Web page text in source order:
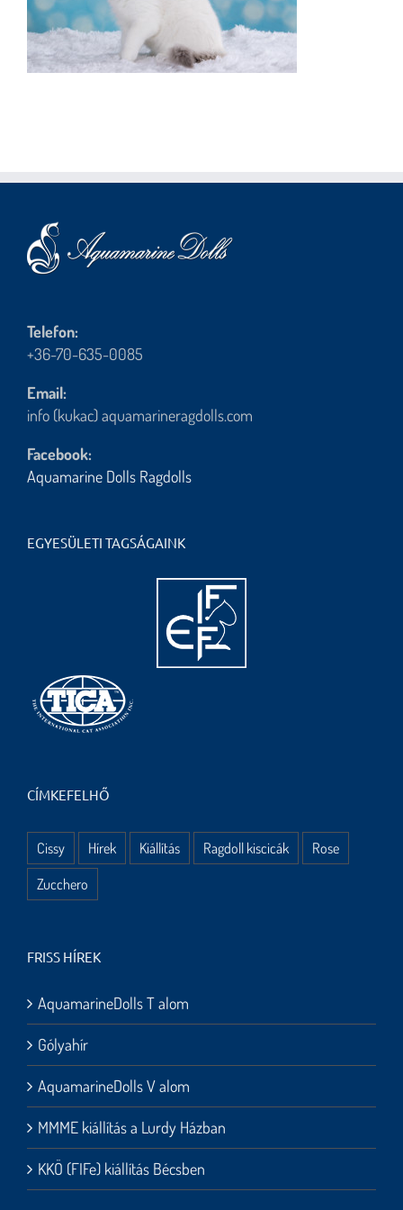
Telefon:
+36-70-635-0085
Email:
info (kukac) aquamarineragdolls.com
Facebook:
Aquamarine Dolls Ragdolls
EGYESÜLETI TAGSÁGAINK
CÍMKEFELHŐ
Cissy Hírek Kiállítás Ragdoll kiscicák
Rose
Zucchero
FRISS HÍREK
AquamarineDolls T alom
Gólyahír
AquamarineDolls V alom
MMME kiállítás a Lurdy Házban
KKÖ (FIFe) kiállítás Bécsben